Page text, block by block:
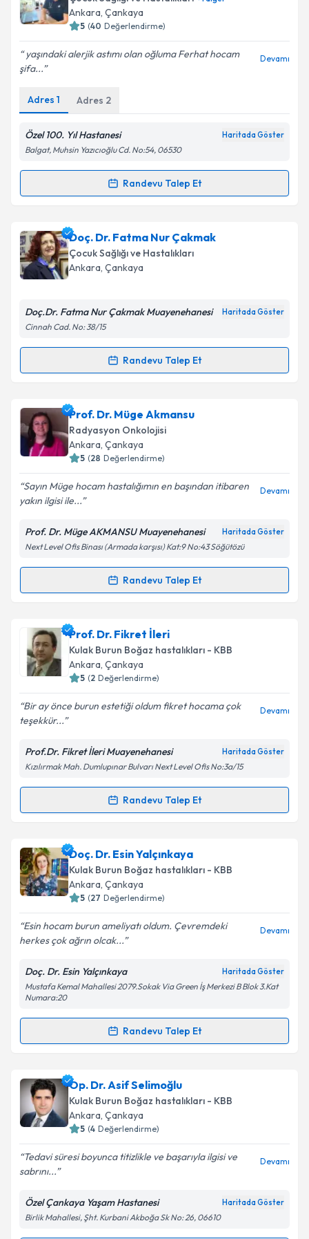
takvim hazırlandığında e-posta ile bilgilendireceğiz.
Kişisel verilerimin işlenmesine ilişkin
Metni'ni okudum ve kişisel verilerimin belirtilen
kapsamda işlenmesini kabul ediyorum.
Takvim Talebini Gönder
Ankara, Çankaya
5 (40 Değerlendirme)
yaşındaki alerjik astımı olan oğluma Ferhat hocam
şifa...
Devamı
Adres 1 Adres 2
Özel 100. Yıl Hastanesi Haritada Göster
Balgat, Muhsin Yazıcıoğlu Cd. No:54, 06530
Randevu Talep Et
Randevu Takvimi Talebi
Prof. Dr. Ferhat Çataliçin randevu takvimi talebi
oluşturun. Size bu uzmandan randevu almanız için bir
takvim hazırlandığında e-posta ile bilgilendireceğiz.
Kişisel verilerimin işlenmesine ilişkin
Metni'ni okudum ve kişisel verilerimin belirtilen
Takvim Talebini Gönder
Doç. Dr. Fatma Nur Çakmak
Çocuk Sağlığı ve Hastalıkları
Ankara, Çankaya
Doç.Dr. Fatma Nur Çakmak Muayenehanesi Haritada Göster
Cinnah Cad. No: 38/15
Randevu Talep Et
Randevu Takvimi Talebi
Doç. Dr. Fatma Nur Çakmakiçin randevu takvimi
talebi oluşturun. Size bu uzmandan randevu almanız
için bir takvim hazırlandığında e-posta ile
bilgilendireceğiz.
E-posta Adresiniz
Kişisel verilerimin işlenmesine ilişkinAydınlatma
Metni'ni okudum ve kişisel verilerimin belirtilen
kapsamda işlenmesini kabul ediyorum.
Prof. Dr. Müge Akmansu
Radyasyon Onkolojisi
Ankara, Çankaya
5 (28 Değerlendirme)
Sayın Müge hocam hastalığımın en başından itibaren
yakın ilgisi ile...
Devamı
Prof. Dr. Müge AKMANSU Muayenehanesi Haritada Göster
Next Level Ofis Binası (Armada karşısı) Kat:9 No:43 Söğütözü
Randevu Talep Et
Randevu Takvimi Talebi
Prof. Dr. Müge Akmansuiçin randevu takvimi talebi
oluşturun. Size bu uzmandan randevu almanız için bir
takvim hazırlandığında e-posta ile bilgilendireceğiz.
Kişisel verilerimin işlenmesine ilişkin
Aydınlatma
Metni'ni okudum ve kişisel verilerimin belirtilen
kapsamda işlenmesini kabul ediyorum.
Prof. Dr. Fikret İleri
Kulak Burun Boğaz hastalıkları - KBB
Ankara, Çankaya
5 (2 Değerlendirme)
Bir ay önce burun estetiği oldum fikret hocama çok
teşekkür...
Devamı
Prof.Dr. Fikret İleri Muayenehanesi Haritada Göster
Kızılırmak Mah. Dumlupınar Bulvarı Next Level Ofis No:3a/15
Randevu Talep Et
Randevu Takvimi Talebi
Prof. Dr. Fikret İleriiçin randevu takvimi talebi
oluşturun. Size bu uzmandan randevu almanız için bir
takvim hazırlandığında e-posta ile bilgilendireceğiz.
Kişisel verilerimin işlenmesine ilişkin
Aydınlatma
Metni'ni okudum ve kişisel verilerimin belirtilen
Takvim Talebini Gönder
Doç. Dr. Esin Yalçınkaya
Kulak Burun Boğaz hastalıkları - KBB
Ankara, Çankaya
5 (27 Değerlendirme)
Esin hocam burun ameliyatı oldum. Çevremdeki
herkes çok ağrın olcak...
Devamı
Doç. Dr. Esin Yalçınkaya Haritada Göster
Mustafa Kemal Mahallesi 2079.Sokak Via Green İş Merkezi B Blok 3.Kat
Numara:20
Randevu Talep Et
Randevu Takvimi Talebi
Doç. Dr. Esin Yalçınkayaiçin randevu takvimi talebi
oluşturun. Size bu uzmandan randevu almanız için bir
takvim hazırlandığında e-posta ile bilgilendireceğiz.
Kişisel verilerimin işlenmesine ilişkin
Aydınlatma
Metni'ni okudum ve kişisel verilerimin belirtilen
kapsamda işlenmesini kabul ediyorum.
Op. Dr. Asif Selimoğlu
Kulak Burun Boğaz hastalıkları - KBB
Ankara, Çankaya
5 (4 Değerlendirme)
Tedavi süresi boyunca titizlikle ve başarıyla ilgisi ve
sabrını...
Devamı
Özel Çankaya Yaşam Hastanesi Haritada Göster
Birlik Mahallesi, Şht. Kurbani Akboğa Sk No: 26, 06610